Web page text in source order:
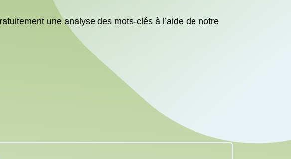
une analyse des mots-clés à l’aide de notre